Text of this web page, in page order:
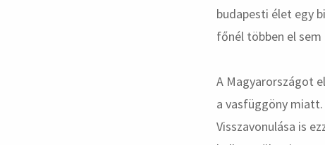
budapesti élet egy
főnél többen el
A Magyarországot
a vasfüggöny
Visszavonulása is